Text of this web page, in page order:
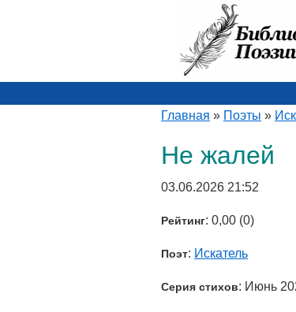
Главная » Поэты »
Не жалей
03.06.2026 21:52
Рейтинг: 0,00 (0)
Поэт: Искатель
Серия стихов: Июнь